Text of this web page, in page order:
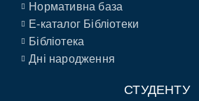
Нормативна база
E-каталог Бібліотеки
Бібліотека
Дні народження
СТУДЕНТУ